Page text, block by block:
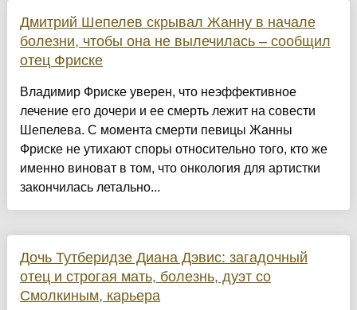
Дмитрий Шепелев скрывал Жанну в начале
болезни, чтобы она не вылечилась – сообщил
отец Фриске
Владимир Фриске уверен, что неэффективное
лечение его дочери и ее смерть лежит на совести
Шепелева. С момента смерти певицы Жанны
Фриске не утихают споры относительно того, кто же
именно виноват в том, что онкология для артистки
закончилась летально...
Дочь Тутберидзе Диана Дэвис: загадочный
отец и строгая мать, болезнь, дуэт со
Смолкиным, карьера